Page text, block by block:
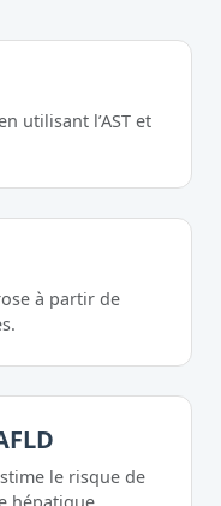
utilisant l’AST et
à partir de
le risque de